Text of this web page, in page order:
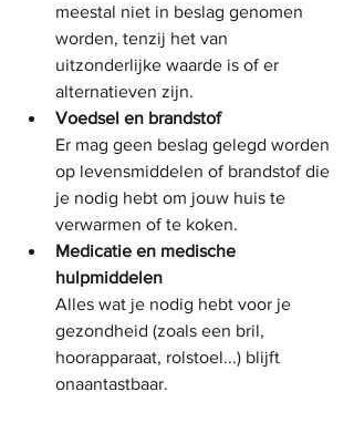
meestal niet in beslag genomen
worden, tenzij het van
uitzonderlijke waarde is of er
alternatieven zijn.
Voedsel en brandstof
Er mag geen beslag gelegd worden
op levensmiddelen of brandstof die
je nodig hebt om jouw huis te
verwarmen of te koken.
Medicatie en medische
hulpmiddelen
Alles wat je nodig hebt voor je
gezondheid (zoals een bril,
hoorapparaat, rolstoel...) blijft
onaantastbaar.